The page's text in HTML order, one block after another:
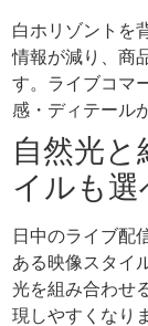
白ホリゾントを
情報が減り、商
す。ライブコマ
感・ディテール
自然光
イルも選
日中のライブ配
ある映像スタイ
光を組み合わせ
現しやすくなり